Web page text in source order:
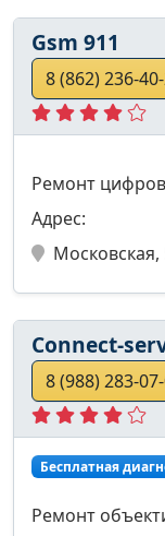
Gsm 911
8 (862) 236-
Ремонт
Адрес:
Московская,
Connect-
8 (988) 283-
Бесплатная
Ремонт